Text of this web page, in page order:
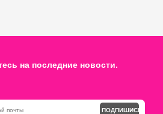
на последние новости.
ПОДПИШИСЬ